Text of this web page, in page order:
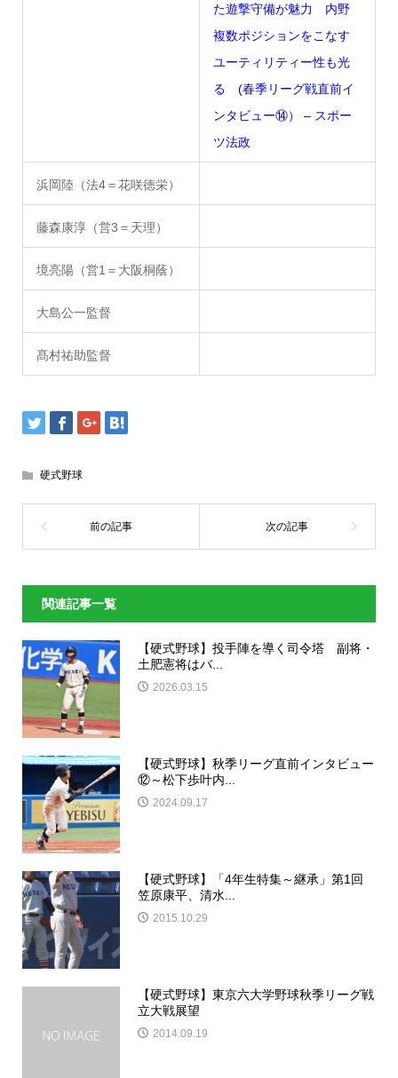
た遊撃守備が魅力 内野
複数ポジションをこなす
ユーティリティー性も光
る (春季リーグ戦直前イ
ンタビュー⑭） – スポー
ツ法政
浜岡陸（法4＝花咲徳栄）
藤森康淳（営3＝天理）
境亮陽（営1＝大阪桐蔭）
大島公一監督
髙村祐助監督
硬式野球
関連記事一覧
【硬式野球】投手陣を導く司令塔 副将・
土肥憲将はバ...
2026.03.15
【硬式野球】秋季リーグ直前インタビュー
⑫～松下歩叶内...
2024.09.17
【硬式野球】「4年生特集～継承」第1回
笠原康平、清水...
2015.10.29
【硬式野球】東京六大学野球秋季リーグ戦
立大戦展望
2014.09.19